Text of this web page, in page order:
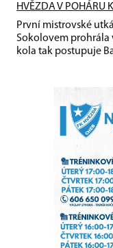
HVĚZDA V POHÁRU
První mistrovské
Sokolovem prohrála
kola tak postupuje